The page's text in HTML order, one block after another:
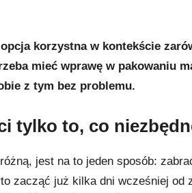
korzystna w kontekście
mieć wprawę w pakowaniu
z tym bez problemu.
tylko to, co
jest na to jeden sposób:
zacząć już kilka dni wcześniej od